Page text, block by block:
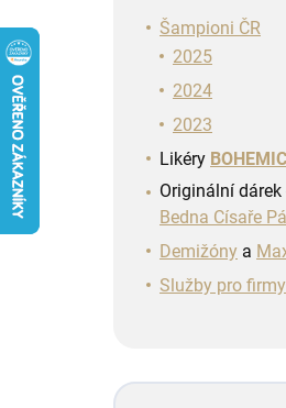
Šampioni ČR
2025
2024
2023
Likéry
Originální dárek
Bedna Císaře
Demižóny a
Služby pro